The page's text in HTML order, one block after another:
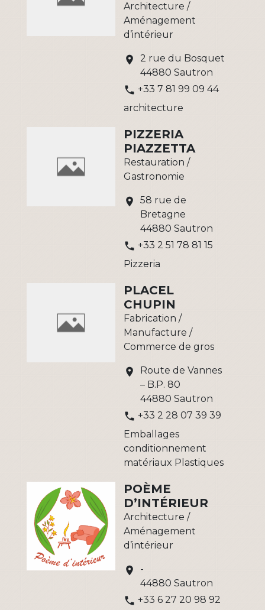
Architecture /
Aménagement
d’intérieur
location_on
2 rue du Bosquet
44880 Sautron
phone +33 7 81 99 09 44
architecture
PIZZERIA
PIAZZETTA
Restauration /
Gastronomie
location_on
58 rue de
Bretagne
44880 Sautron
phone +33 2 51 78 81 15
Pizzeria
PLACEL
CHUPIN
Fabrication /
Manufacture /
Commerce de gros
location_on
Route de Vannes
– B.P. 80
44880 Sautron
phone +33 2 28 07 39 39
Emballages
conditionnement
matériaux Plastiques
POÈME
D’INTÉRIEUR
Architecture /
Aménagement
d’intérieur
location_on
-
44880 Sautron
phone +33 6 27 20 98 92